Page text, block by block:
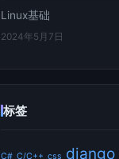
Linux基础
2024年5月7日
标签
C# C/C++ css django